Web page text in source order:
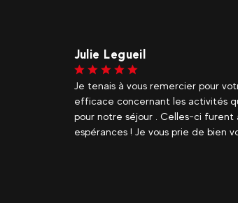
Julie Legueil
Je tenais à vous remercier pour
efficace concernant les activités
pour notre séjour . Celles-ci furent
espérances ! Je vous prie de bien